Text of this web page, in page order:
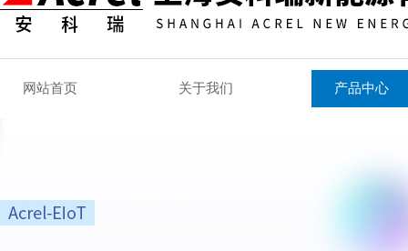
网站首页 关于我们 产品中心